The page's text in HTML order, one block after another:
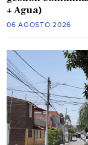
+ Agua)
06 AGOSTO 2026